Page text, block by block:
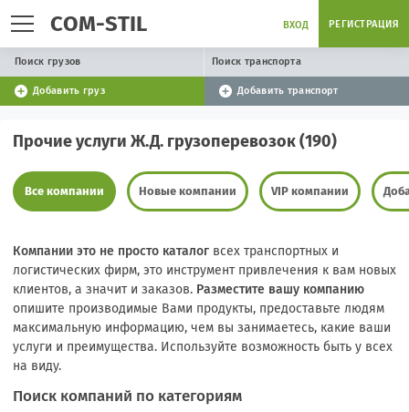
COM-STIL ВХОД РЕГИСТРАЦИЯ
Поиск грузов Поиск транспорта
Добавить груз Добавить транспорт
Прочие услуги Ж.Д. грузоперевозок (190)
Все компании Новые компании VIP компании
Компании это не просто каталог всех транспортных и
логистических фирм, это инструмент привлечения к вам новых
клиентов, а значит и заказов. Разместите вашу компанию
опишите производимые Вами продукты, предоставьте людям
максимальную информацию, чем вы занимаетесь, какие ваши
услуги и преимущества. Используйте возможность быть у всех
на виду.
Поиск компаний по категориям